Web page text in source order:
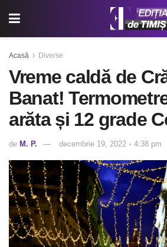
Acasă Diverse
Vreme caldă de
Banat!
arăta și 12 grade
de M. P. decembrie 19, 2022 ◦ 4:38 pm